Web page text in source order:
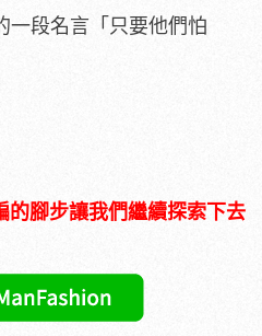
一段名言「只要他們怕
的腳步讓我們繼續探索下去